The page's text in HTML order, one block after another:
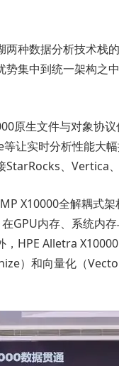
种数据分析技术栈
集中到统一架构之
原生文件与对象协议
让实时分析性能大
、Vertica
X10000全解耦式
GPU内存、系统内
HPE Alletra
）和向量化（